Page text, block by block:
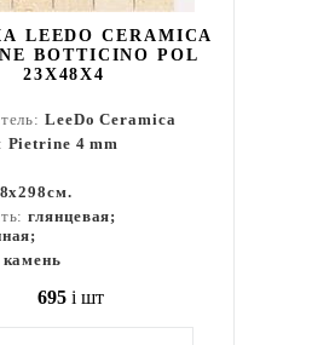
LEEDO CERAMICA
BOTTICINO POL
23X48X4
LeeDo Ceramica
Pietrine 4 mm
глянцевая;
камень
695 i шт